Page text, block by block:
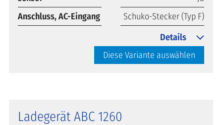
Anschluss, AC-Eingang
Schuko-Stecker (Typ F)
Diese Variante auswählen
Details
Ladegerät ABC 1260